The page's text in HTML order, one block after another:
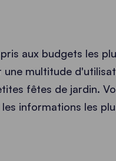
aux budgets les
multitude
fêtes de jardin.
informations les